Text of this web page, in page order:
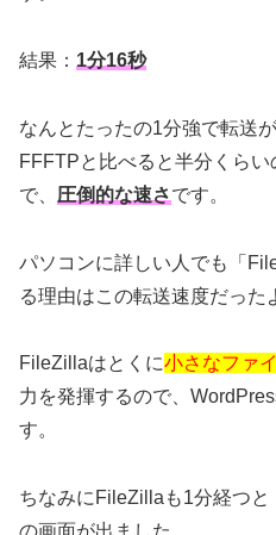
結果： 1分16秒
なんとたったの1分強で転送
FFFTPと比べると半分くら
で、 圧倒的な速さです。
パソコンに詳しい人でも「
る理由はこの転送速度だった
FileZillaはとくに小さなファ
力を発揮するので、
す。
ちなみにFileZillaも1分経つと
の画面が出ました。